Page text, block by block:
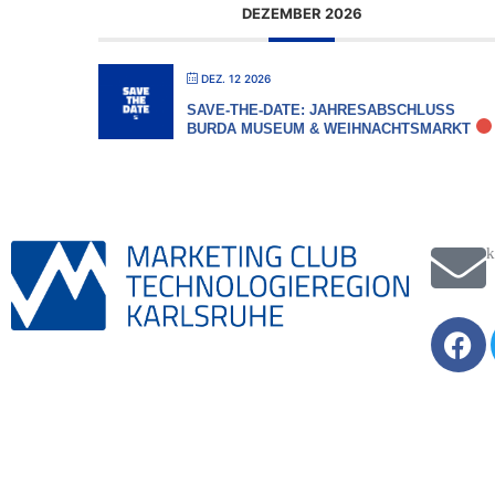
DEZEMBER 2026
DEZ. 12 2026
SAVE-THE-DATE: JAHRESABSCHLUSS
BURDA MUSEUM & WEIHNACHTSMARKT
F
a